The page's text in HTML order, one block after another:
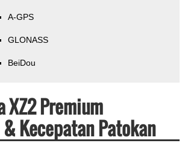
A-GPS
GLONASS
BeiDou
XZ2 Premium
Kecepatan Patokan